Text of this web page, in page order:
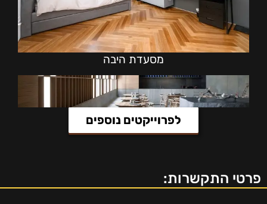
מסעדת היבה
לפרוייקטים נוספים
פרטי התקשרות: